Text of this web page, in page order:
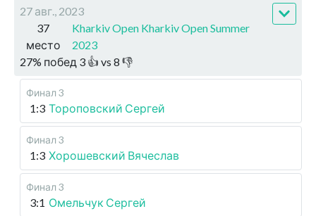
27 авг., 2023
37
место
Kharkiv Open Kharkiv Open Summer
2023
27% побед 3 👍 vs 8 👎
Финал 3
1:3 Тороповский Сергей
Финал 3
1:3 Хорошевский Вячеслав
Финал 3
3:1 Омельчук Сергей